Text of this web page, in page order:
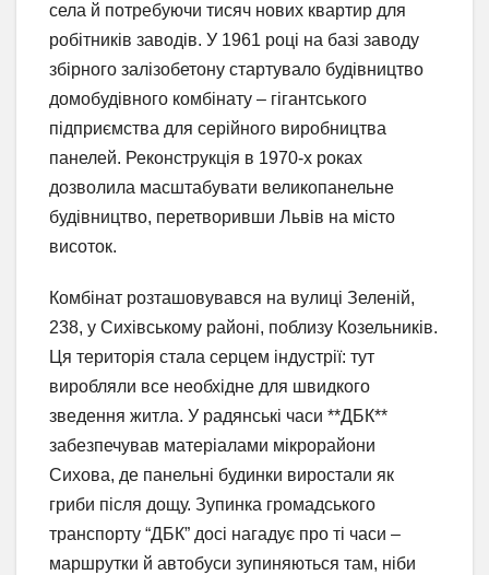
села й потребуючи тисяч нових квартир для
робітників заводів. У 1961 році на базі заводу
збірного залізобетону стартувало будівництво
домобудівного комбінату – гігантського
підприємства для серійного виробництва
панелей. Реконструкція в 1970-х роках
дозволила масштабувати великопанельне
будівництво, перетворивши Львів на місто
висоток.
Комбінат розташовувався на вулиці Зеленій,
238, у Сихівському районі, поблизу Козельників.
Ця територія стала серцем індустрії: тут
виробляли все необхідне для швидкого
зведення житла. У радянські часи **ДБК**
забезпечував матеріалами мікрорайони
Сихова, де панельні будинки виростали як
гриби після дощу. Зупинка громадського
транспорту “ДБК” досі нагадує про ті часи –
маршрутки й автобуси зупиняються там, ніби